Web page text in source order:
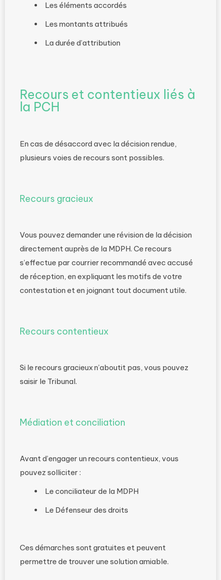
Les éléments accordés
Les montants attribués
La durée d’attribution
Recours et contentieux liés à
la PCH
En cas de désaccord avec la décision rendue,
plusieurs voies de recours sont possibles.
Recours gracieux
Vous pouvez demander une révision de la décision
directement auprès de la MDPH. Ce recours
s’effectue par courrier recommandé avec accusé
de réception, en expliquant les motifs de votre
contestation et en joignant tout document utile.
Recours contentieux
Si le recours gracieux n’aboutit pas, vous pouvez
saisir le Tribunal.
Médiation et conciliation
Avant d’engager un recours contentieux, vous
pouvez solliciter :
Le conciliateur de la MDPH
Le Défenseur des droits
Ces démarches sont gratuites et peuvent
permettre de trouver une solution amiable.